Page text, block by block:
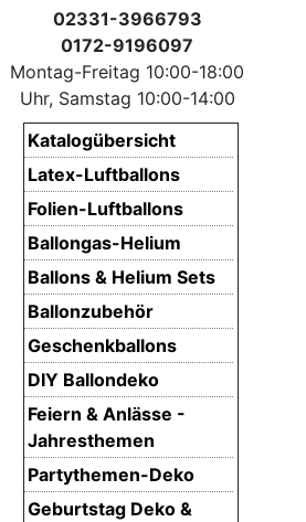
02331-3966793
0172-9196097
Montag-Freitag 10:00-18:00
Uhr, Samstag 10:00-14:00
Katalogübersicht
Latex-Luftballons
Folien-Luftballons
Ballongas-Helium
Ballons & Helium Sets
Ballonzubehör
Geschenkballons
DIY Ballondeko
Feiern & Anlässe -
Jahresthemen
Partythemen-Deko
Geburtstag Deko &